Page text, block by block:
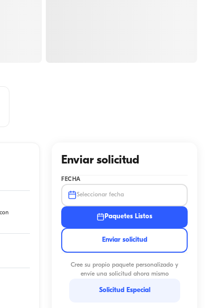
Enviar solicitud
FECHA
Seleccionar fecha
Paquetes Listos
Enviar solicitud
Cree su propio paquete personalizado y
envíe una solicitud ahora mismo
Solicitud Especial